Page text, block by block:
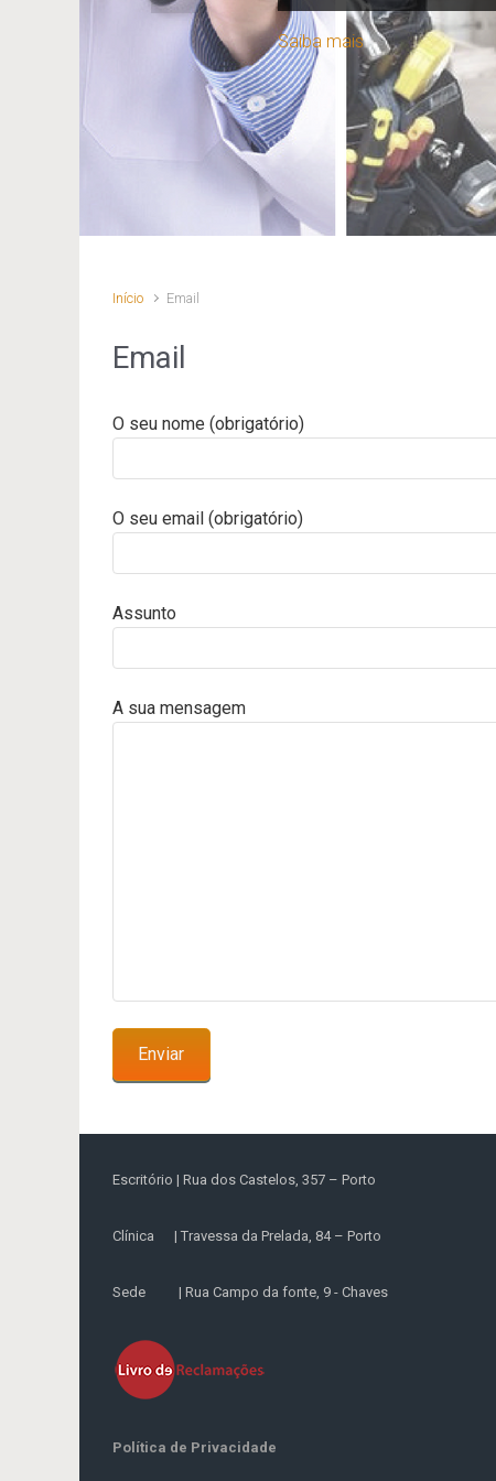
Saiba mais
Início Email
Email
O seu nome (obrigatório)
O seu email (obrigatório)
Assunto
A sua mensagem
Escritório | Rua dos Castelos, 357 – Porto
Clínica | Travessa da Prelada, 84 – Porto
Sede | Rua Campo da fonte, 9 - Chaves
Política de Privacidade